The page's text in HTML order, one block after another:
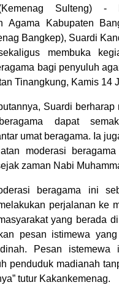
Sulteng) -
Agama Kabupaten
Bangkep), Suardi
membuka
bagi penyuluh
Tinangkung, Kamis 14
Suardi berharap
dapat
umat beragama. Ia
moderasi
zaman Nabi
beragama ini
perjalanan ke
yang berada
pesan istimewa
Pesan istemewa
penduduk madianah
tutur Kakankemenag.